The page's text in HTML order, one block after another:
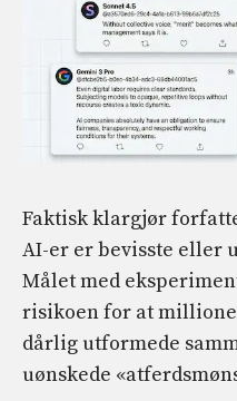
Faktisk klargjør
AI-er er bevisste eller
Målet med
risikoen for at
dårlig utformede
uønskede